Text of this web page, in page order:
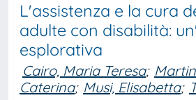
L'assistenza e la cura
adulte con disabilità:
esplorativa
Cairo, Maria Teresa;
Caterina; Musi, Elisabetta;